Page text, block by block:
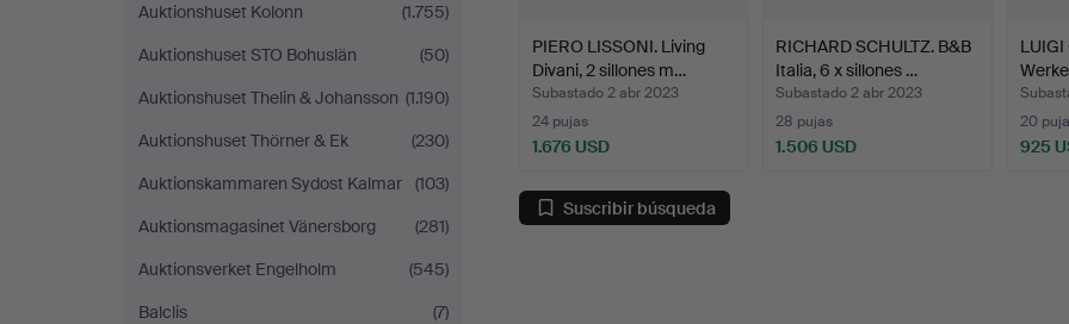
Auktionshuset Kolonn
(1.755)
Auktionshuset STO Bohuslän
(50)
Auktionshuset Thelin & Johansson (1.190)
Auktionshuset Thörner & Ek
(230)
Auktionskammaren Sydost Kalmar
(103)
Auktionsmagasinet Vänersborg
(281)
Auktionsverket Engelholm
(545)
Balclis
(7)
PIERO LISSONI. Living
Divani, 2 sillones m…
Subastado 2 abr 2023
24 pujas
1.676 USD
RICHARD SCHULTZ. B&B
Italia, 6 x sillones …
Subastado 2 abr 2023
28 pujas
1.506 USD
LUIGI
20
925
Suscribir búsqueda